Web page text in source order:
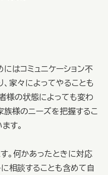
はコミュニケーション不
家々によってやることも
様の状態によっても変わ
族様のニーズを把握するこ
す。
。何かあったときに対応
相談することも含めて自